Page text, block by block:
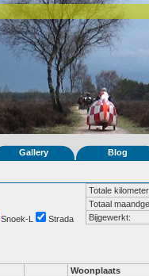
Gallery Blog
Totale
Totaal
Bijgewerkt:
Snoek-L Strada
Woonplaats